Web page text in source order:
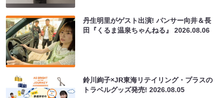
丹生明里がゲスト出演! パンサー向井＆長
田『くるま温泉ちゃんねる』2026.08.06
鈴川絢子×JR東海リテイリング・プラスの
トラベルグッズ発売!2026.08.05